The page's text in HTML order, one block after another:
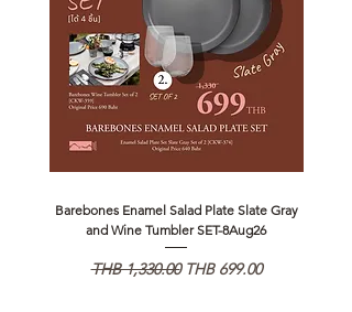
Barebones Enamel Salad Plate Slate Gray
and Wine Tumbler SET-8Aug26
通常価格
THB 1,330.00 セール価格
THB 699.00